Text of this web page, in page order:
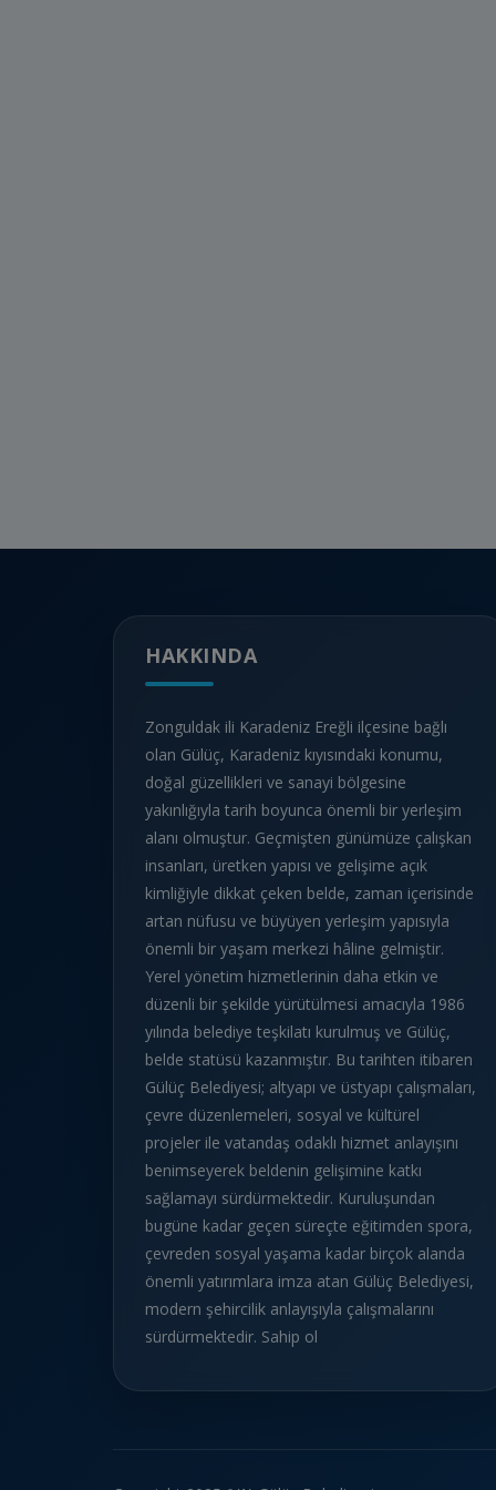
HAKKINDA
Zonguldak ili Karadeniz Ereğli ilçesine bağlı
olan Gülüç, Karadeniz kıyısındaki konumu,
doğal güzellikleri ve sanayi bölgesine
yakınlığıyla tarih boyunca önemli bir yerleşim
alanı olmuştur. Geçmişten günümüze çalışkan
insanları, üretken yapısı ve gelişime açık
kimliğiyle dikkat çeken belde, zaman içerisinde
artan nüfusu ve büyüyen yerleşim yapısıyla
önemli bir yaşam merkezi hâline gelmiştir.
Yerel yönetim hizmetlerinin daha etkin ve
düzenli bir şekilde yürütülmesi amacıyla 1986
yılında belediye teşkilatı kurulmuş ve Gülüç,
belde statüsü kazanmıştır. Bu tarihten itibaren
Gülüç Belediyesi; altyapı ve üstyapı çalışmaları,
çevre düzenlemeleri, sosyal ve kültürel
projeler ile vatandaş odaklı hizmet anlayışını
benimseyerek beldenin gelişimine katkı
sağlamayı sürdürmektedir. Kuruluşundan
bugüne kadar geçen süreçte eğitimden spora,
çevreden sosyal yaşama kadar birçok alanda
önemli yatırımlara imza atan Gülüç Belediyesi,
modern şehircilik anlayışıyla çalışmalarını
sürdürmektedir. Sahip ol